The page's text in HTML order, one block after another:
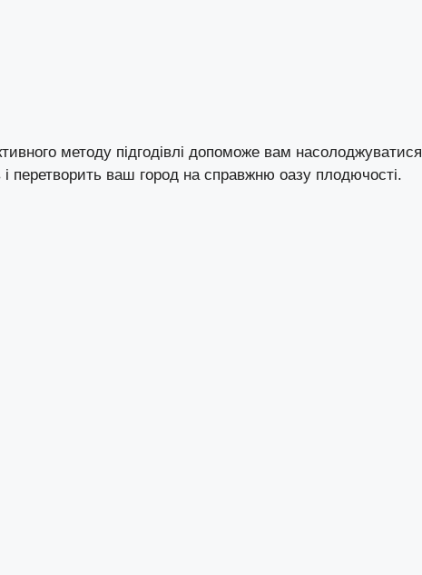
методу підгодівлі допоможе вам насолоджуватися
і перетворить ваш город на справжню оазу плодючості.